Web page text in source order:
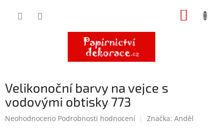
Velikonoční barvy na vejce s
vodovými obtisky 773
Průměrné
Neohodnoceno Podrobnosti hodnocení Značka: Anděl